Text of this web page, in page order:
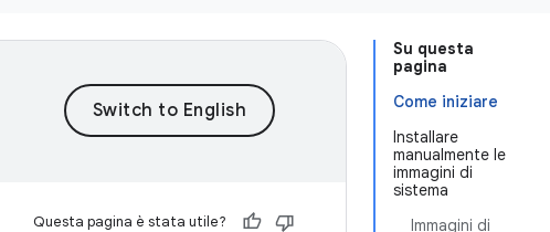
Su questa
pagina
Come iniziare
Installare
manualmente le
immagini di
sistema
Immagini di
Questa pagina è stata utile?